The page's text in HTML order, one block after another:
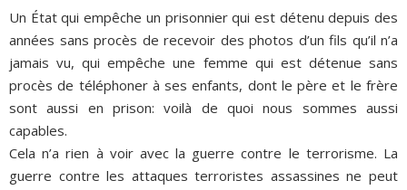
Un État qui empêche un prisonnier qui est détenu depuis des
années sans procès de recevoir des photos d’un fils qu’il n’a
jamais vu, qui empêche une femme qui est détenue sans
procès de téléphoner à ses enfants, dont le père et le frère
sont aussi en prison: voilà de quoi nous sommes aussi
capables.
Cela n’a rien à voir avec la guerre contre le terrorisme. La
guerre contre les attaques terroristes assassines ne peut